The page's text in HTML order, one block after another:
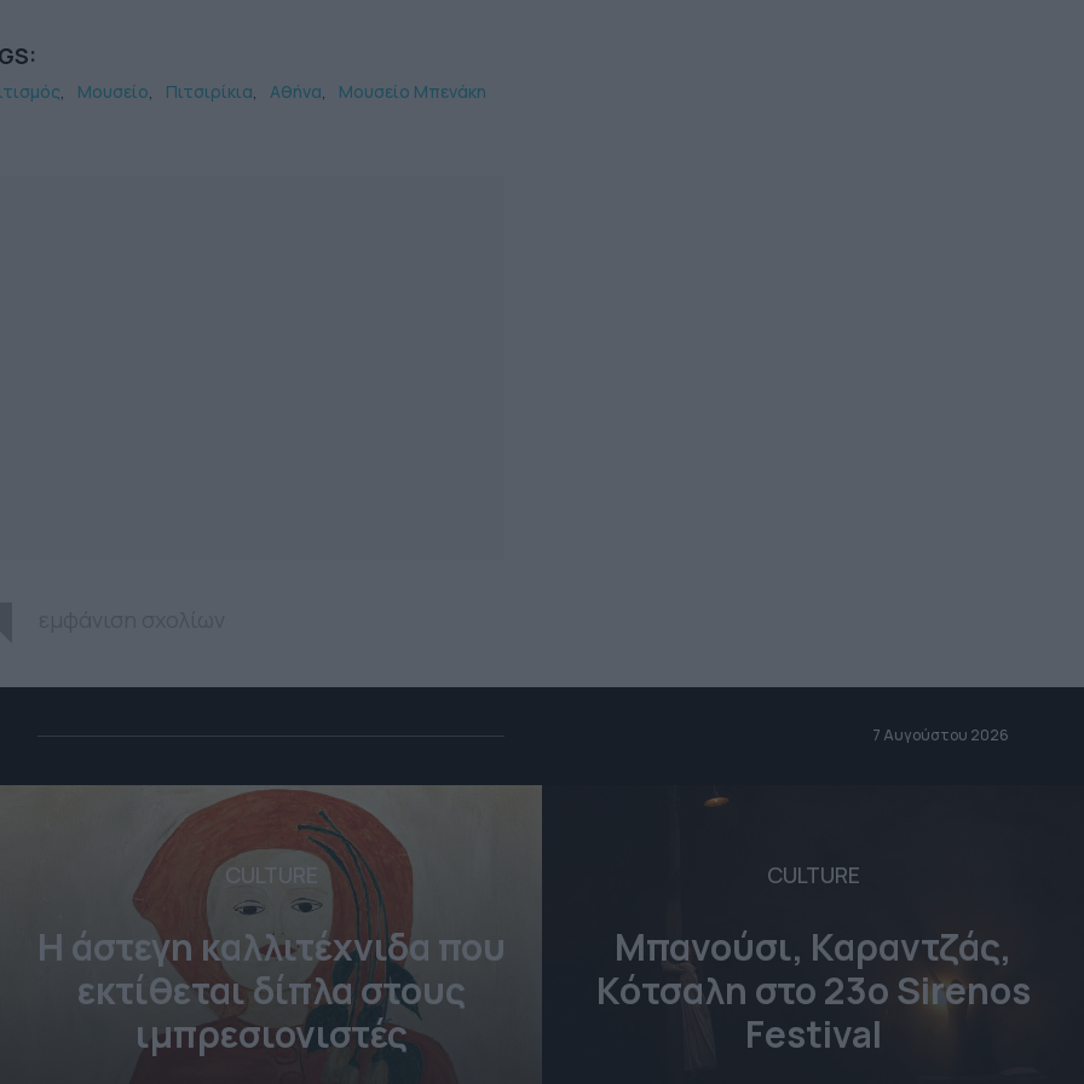
Μουσείο Πιτσιρίκια Αθήνα Μουσείο Μπενάκη
7 Αυγούστου 2026
CULTURE
Η άστεγη καλλιτέχνιδα που
εκτίθεται δίπλα στους
ιμπρεσιονιστές
CULTURE
Μπανούσι, Καραντζάς,
Κότσαλη στο 23o Sirenos
Festival